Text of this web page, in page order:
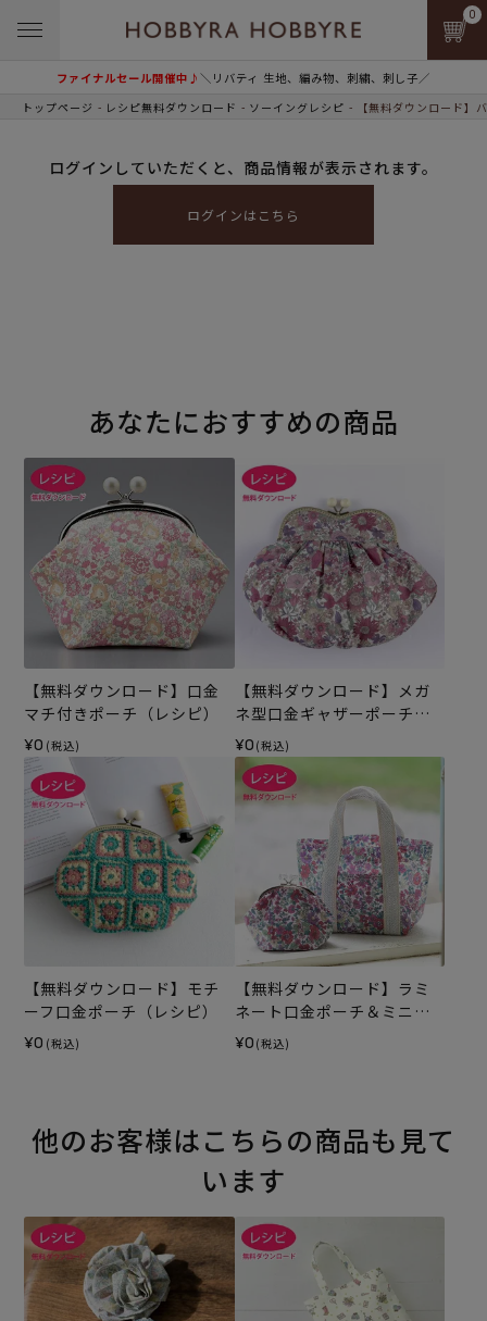
ファイナルセール開催中♪＼リバティ 生地、編み物、刺繍、刺し子／
0
トップページ レシピ無料ダウンロード ソーイングレシピ 【無料ダウンロード】
ログインしていただくと、商品情報が表示されます。
ログインはこちら
あなたにおすすめの商品
【無料ダウンロード】口金
マチ付きポーチ（レシピ）
¥0 (税込)
【無料ダウンロード】メガ
ネ型口金ギャザーポーチ
（レシピ）
¥0 (税込)
【無料ダウンロード】モチ
ーフ口金ポーチ（レシピ）
¥0 (税込)
【無料ダウンロード】ラミ
ネート口金ポーチ＆ミニト
ートバッグ（レシピ）
¥0 (税込)
他のお客様はこちらの商品も見て
います